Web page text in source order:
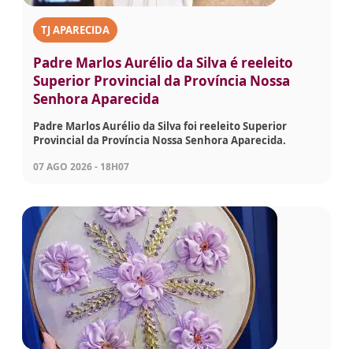
TJ APARECIDA
Padre Marlos Aurélio da Silva é reeleito
Superior Provincial da Província Nossa
Senhora Aparecida
Padre Marlos Aurélio da Silva foi reeleito Superior
Provincial da Província Nossa Senhora Aparecida.
07 AGO 2026 - 18H07